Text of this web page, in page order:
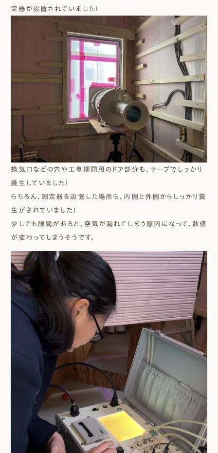
定器が設置されていました！
換気口などの穴や工事期間用のドア部分も、テープでしっかり
養生していました！
もちろん、測定器を設置した場所も、内側と外側からしっかり養
生がされていました！
少しでも隙間があると、空気が漏れてしまう原因になって、数値
が変わってしまうそうです。